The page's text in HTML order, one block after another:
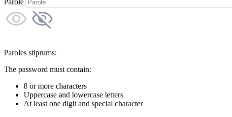
Parole
Paroles stiprums:
The password must contain:
8 or more characters
Uppercase and lowercase letters
At least one digit and special character